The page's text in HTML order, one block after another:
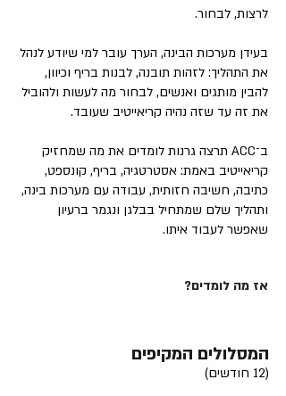
לרצות, לבחור.
בעידן מערכות הבינה, הערך עובר למי שיודע לנהל
את התהליך: לזהות תובנה, לבנות בריף וכיוון,
להבין מותגים ואנשים, לבחור מה לעשות ולהוביל
את זה עד שזה נהיה קריאייטיב שעובד.
ב־ACC תרצה גרנות לומדים את מה שמחזיק
קריאייטיב באמת: אסטרטגיה, בריף, קונספט,
כתיבה, חשיבה חזותית, עבודה עם מערכות בינה,
ותהליך שלם שמתחיל בבלגן ונגמר ברעיון
שאפשר לעבוד איתו.
אז מה לומדים?
המסלולים המקיפים
(12 חודשים)